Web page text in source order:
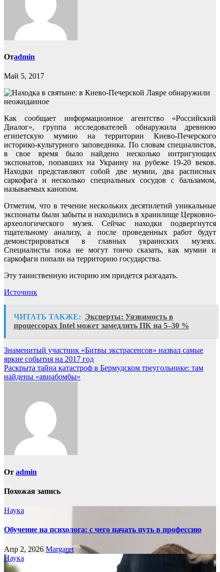
Отadmin
Май 5, 2017
Как сообщает информационное агентство «Российский
Диалог», группа исследователей обнаружила древнюю
египетскую мумию на территории Киево-Печерского
историко-культурного заповедника. По словам специалистов,
в свое время было найдено несколько интригующих
экспонатов, попавших на Украину на рубеже 19-20 веков.
Находки представляют собой две мумии, два расписных
саркофага и несколько специальных сосудов с бальзамом,
называемых канопом.
Отметим, что в течение нескольких десятилетий уникальные
экспонаты были забыты и находились в хранилище Церковно-
археологического музея. Сейчас находки подвергнутся
тщательному анализу, а после проведенных работ будут
демонстрироваться в главных украинских музеях.
Специалисты пока не могут тончо сказать, как мумии и
саркофаги попали на территорию государства.
Эту таинственную историю им придется разгадать.
Источник
ЧИТАТЬ ТАКЖЕ: Эксперты: Уязвимость в
процессорах Intel может замедлить ПК на 5–30 %
Навигация
по
записям
Знаменитый участник «Битвы экстрасенсов» назвал самые
яркие события на 2017 год
Раскрыта тайна катастроф в Бермудском треугольнике: там
найдены «авиабомбы»
От admin
Похожая запись
Наука
Обучение на психолога: с чего начать путь в профессию
Апр 2, 2026 Margaret
Наука